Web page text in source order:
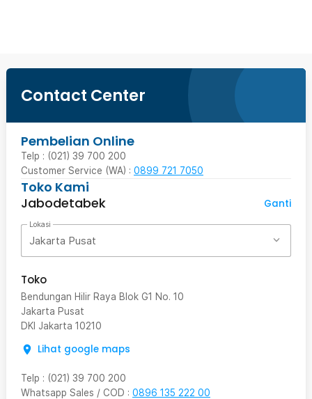
Contact Center
Pembelian Online
Telp : (021) 39 700 200
Customer Service (WA) : 0899 721 7050
Toko Kami
Jabodetabek
Ganti
Lokasi
Jakarta Pusat
Toko
Bendungan Hilir Raya Blok G1 No. 10
Jakarta Pusat
DKI Jakarta 10210
Lihat google maps
Telp : (021) 39 700 200
Whatsapp Sales / COD : 0896 135 222 00